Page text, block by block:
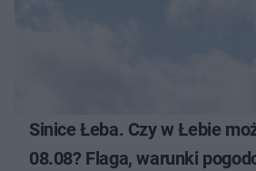
Sinice Łeba. Czy w Łebie
08.08? Flaga, warunki